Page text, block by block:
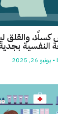
كسلًا، والقلق
النفسية
• يونيو 26, 2025